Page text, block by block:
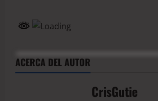
ACERCA DEL AUTOR
CrisGutie